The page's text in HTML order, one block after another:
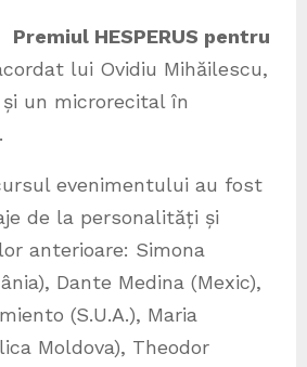
Premiul HESPERUS pentru
lui Ovidiu Mihăilescu,
un microrecital în
evenimentului au fost
de la personalități și
anterioare: Simona
Dante Medina (Mexic),
(S.U.A.), Maria
Moldova), Theodor